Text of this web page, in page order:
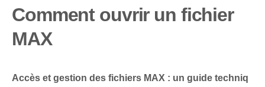
Comment ouvrir un fichier
MAX
Accès et gestion des fichiers MAX : un guide techniq